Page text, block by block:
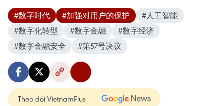
#数字时代 #加强对用户的保护
#人工智能
#数字化转型
#数字金融
#数字经济
#数字金融安全
#第57号决议
Theo dõi VietnamPlus